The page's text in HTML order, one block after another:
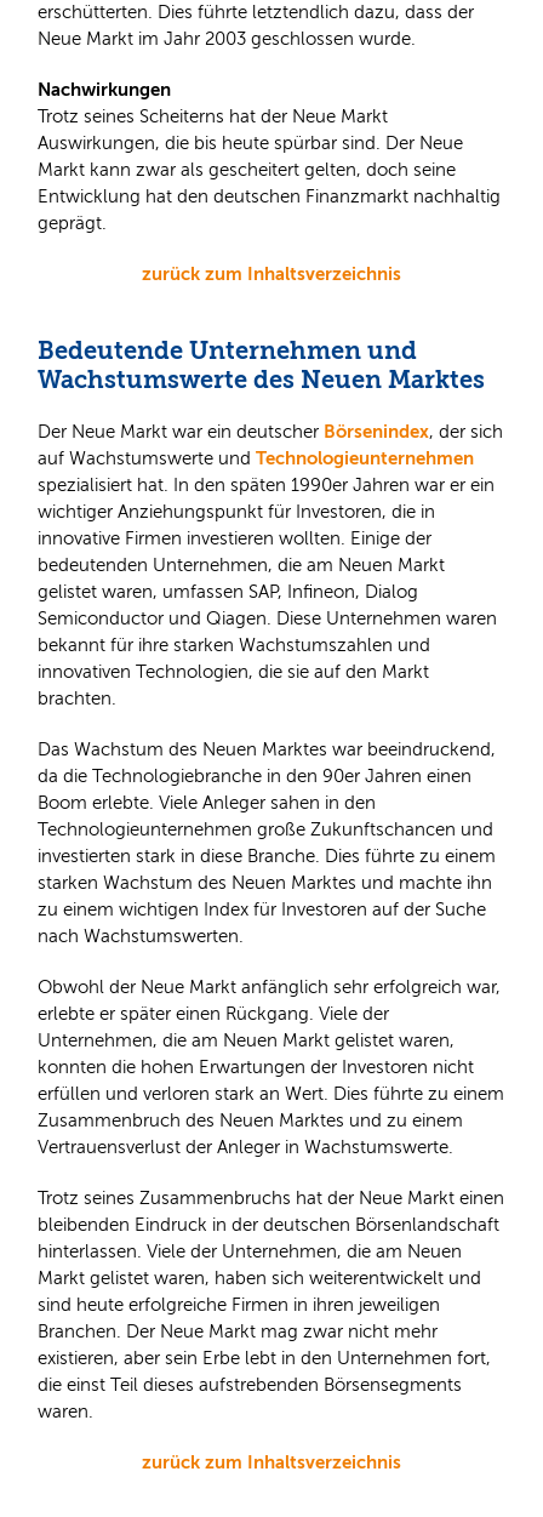
erschütterten. Dies führte letztendlich dazu, dass der
Neue Markt im Jahr 2003 geschlossen wurde.
Nachwirkungen
Trotz seines Scheiterns hat der Neue Markt
Auswirkungen, die bis heute spürbar sind. Der Neue
Markt kann zwar als gescheitert gelten, doch seine
Entwicklung hat den deutschen Finanzmarkt nachhaltig
geprägt.
zurück zum Inhaltsverzeichnis
Bedeutende Unternehmen und
Wachstumswerte des Neuen Marktes
Der Neue Markt war ein deutscher Börsenindex, der sich
auf Wachstumswerte und Technologieunternehmen
spezialisiert hat. In den späten 1990er Jahren war er ein
wichtiger Anziehungspunkt für Investoren, die in
innovative Firmen investieren wollten. Einige der
bedeutenden Unternehmen, die am Neuen Markt
gelistet waren, umfassen SAP, Infineon, Dialog
Semiconductor und Qiagen. Diese Unternehmen waren
bekannt für ihre starken Wachstumszahlen und
innovativen Technologien, die sie auf den Markt
brachten.
Das Wachstum des Neuen Marktes war beeindruckend,
da die Technologiebranche in den 90er Jahren einen
Boom erlebte. Viele Anleger sahen in den
Technologieunternehmen große Zukunftschancen und
investierten stark in diese Branche. Dies führte zu einem
starken Wachstum des Neuen Marktes und machte ihn
zu einem wichtigen Index für Investoren auf der Suche
nach Wachstumswerten.
Obwohl der Neue Markt anfänglich sehr erfolgreich war,
erlebte er später einen Rückgang. Viele der
Unternehmen, die am Neuen Markt gelistet waren,
konnten die hohen Erwartungen der Investoren nicht
erfüllen und verloren stark an Wert. Dies führte zu einem
Zusammenbruch des Neuen Marktes und zu einem
Vertrauensverlust der Anleger in Wachstumswerte.
Trotz seines Zusammenbruchs hat der Neue Markt einen
bleibenden Eindruck in der deutschen Börsenlandschaft
hinterlassen. Viele der Unternehmen, die am Neuen
Markt gelistet waren, haben sich weiterentwickelt und
sind heute erfolgreiche Firmen in ihren jeweiligen
Branchen. Der Neue Markt mag zwar nicht mehr
existieren, aber sein Erbe lebt in den Unternehmen fort,
die einst Teil dieses aufstrebenden Börsensegments
waren.
zurück zum Inhaltsverzeichnis